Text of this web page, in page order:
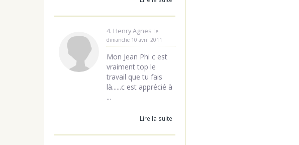
4. Henry Agnes Le
dimanche 10 avril 2011
Mon Jean Phi c est
vraiment top le
travail que tu fais
là......c est apprécié à
...
Lire la suite